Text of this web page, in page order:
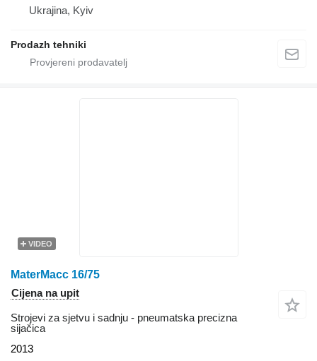
Ukrajina, Kyiv
Prodazh tehniki
VIDEO
MaterMacc 16/75
Cijena na upit
Strojevi za sjetvu i sadnju - pneumatska precizna
sijačica
2013